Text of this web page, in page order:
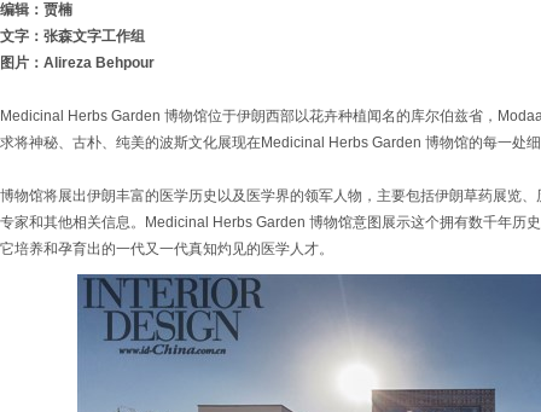
编辑：贾楠
文字：张森文字工作组
图片：Alireza Behpour
Medicinal Herbs Garden 博物馆位于伊朗西部以花卉种植闻名的库尔伯兹省，
求将神秘、古朴、纯美的波斯文化展现在Medicinal Herbs Garden 博物馆的每一处
博物馆将展出伊朗丰富的医学历史以及医学界的领军人物，主要包括伊朗草药展览
专家和其他相关信息。Medicinal Herbs Garden 博物馆意图展示这个拥有数千年历
它培养和孕育出的一代又一代真知灼见的医学人才。